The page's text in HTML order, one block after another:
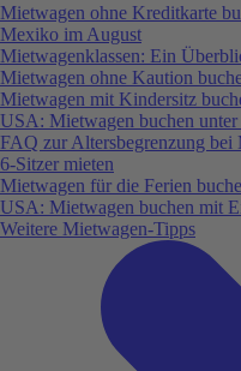
Mietwagen ohne Kreditkarte
Mexiko im August
Mietwagenklassen: Ein
Mietwagen ohne Kaution
Mietwagen mit Kindersitz
USA: Mietwagen buchen unter
FAQ zur Altersbegrenzung bei
6-Sitzer mieten
Mietwagen für die Ferien
USA: Mietwagen buchen mit
Weitere Mietwagen-Tipps